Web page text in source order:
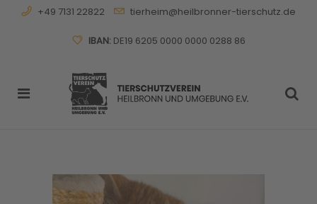
+49 7131 22822 tierheim@heilbronner-tierschutz.de
IBAN:DE19 6205 0000 0000 0288 86